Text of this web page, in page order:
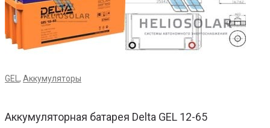
GEL, Аккумуляторы
Аккумуляторная батарея Delta GEL 12-65